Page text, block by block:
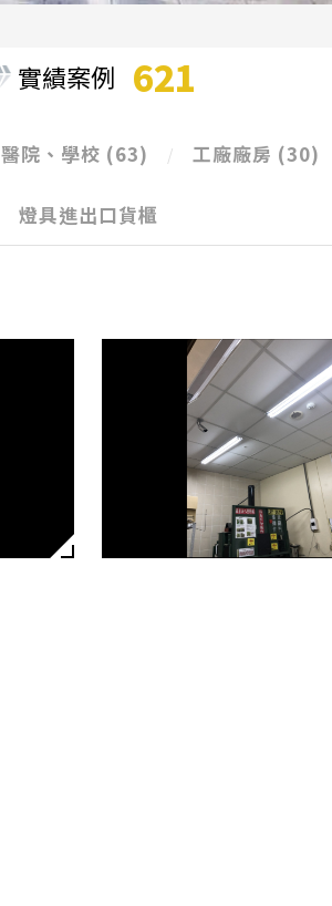
實績案例 621
醫院、學校 (63) 工廠廠房 (30)
燈具進出口貨櫃